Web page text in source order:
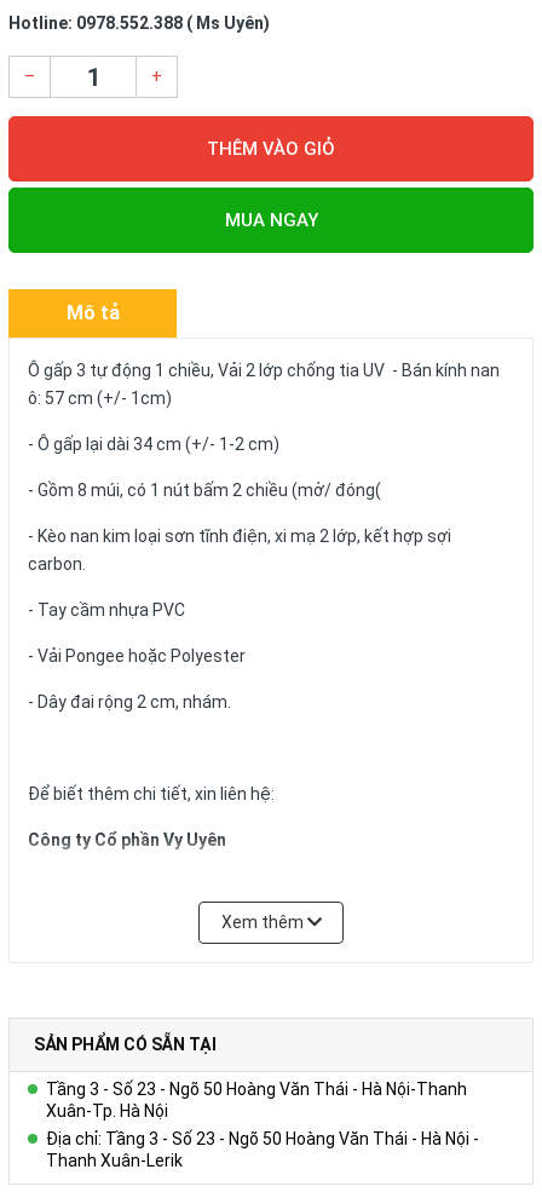
Hotline: 0978.552.388 ( Ms Uyên)
– +
THÊM VÀO GIỎ
MUA NGAY
Mô tả
Ô gấp 3 tự động 1 chiều, Vải 2 lớp chống tia UV - Bán kính nan
ô: 57 cm (+/- 1cm)
- Ô gấp lại dài 34 cm (+/- 1-2 cm)
- Gồm 8 múi, có 1 nút bấm 2 chiều (mở/ đóng(
- Kèo nan kim loại sơn tĩnh điện, xi mạ 2 lớp, kết hợp sợi
carbon.
- Tay cầm nhựa PVC
- Vải Pongee hoặc Polyester
- Dây đai rộng 2 cm, nhám.
Để biết thêm chi tiết, xin liên hệ:
Công ty Cổ phần Vy Uyên
Xem thêm
SẢN PHẨM CÓ SẴN TẠI
Tầng 3 - Số 23 - Ngõ 50 Hoàng Văn Thái - Hà Nội-Thanh
Xuân-Tp. Hà Nội
Địa chỉ: Tầng 3 - Số 23 - Ngõ 50 Hoàng Văn Thái - Hà Nội -
Thanh Xuân-Lerik